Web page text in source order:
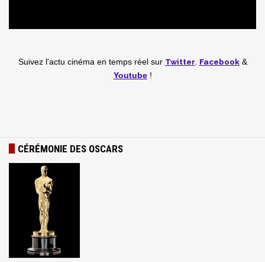
Suivez l'actu cinéma en temps réel sur Twitter Facebook&
Youtube!
CÉRÉMONIE DES OSCARS